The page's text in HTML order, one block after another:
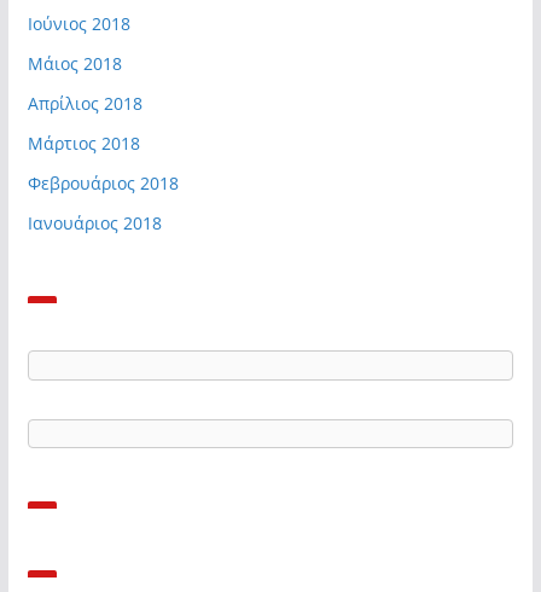
Ιούνιος 2018
Μάιος 2018
Απρίλιος 2018
Μάρτιος 2018
Φεβρουάριος 2018
Ιανουάριος 2018